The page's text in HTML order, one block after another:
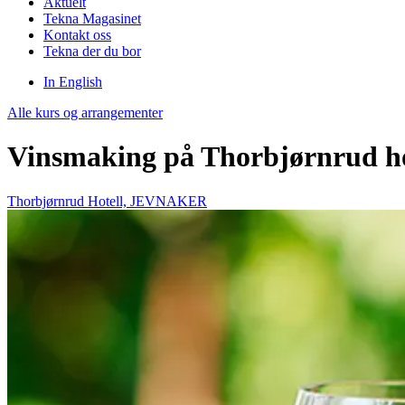
Tekna Magasinet
Kontakt oss
Tekna der du bor
In English
Alle kurs og arrangementer
Vinsmaking på Thorbjørnrud
Thorbjørnrud Hotell, JEVNAKER